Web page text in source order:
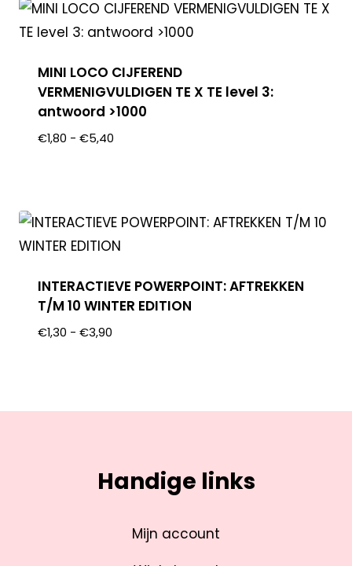
MINI LOCO CIJFEREND
VERMENIGVULDIGEN TE X TE level 3:
antwoord >1000
€1,80 - €5,40
INTERACTIEVE POWERPOINT: AFTREKKEN
T/M 10 WINTER EDITION
€1,30 - €3,90
Handige links
Mijn account